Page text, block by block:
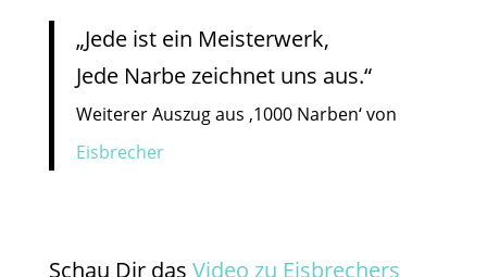
„Jede ist ein Meisterwerk,
Jede Narbe zeichnet uns aus.“
Weiterer Auszug aus ‚1000 Narben‘ von
Eisbrecher
Schau Dir das Video zu Eisbrechers